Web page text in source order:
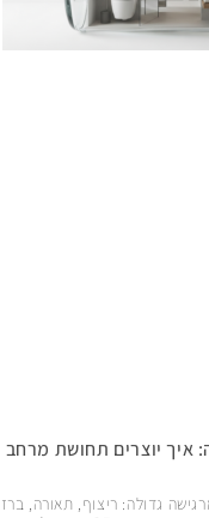
איך יוצרים תחושת מרחב
גדולה: ריצוף, תאורה,